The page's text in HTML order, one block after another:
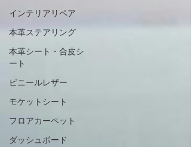
インテリアリペア
本革ステアリング
本革シート・合皮シ
ート
ビニールレザー
モケットシート
フロアカーペット
ダッシュボード